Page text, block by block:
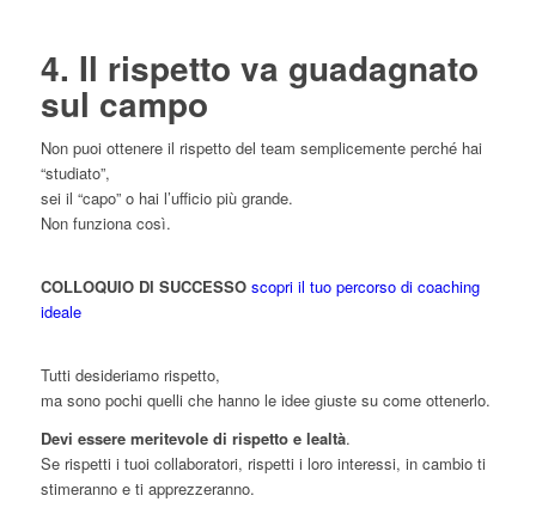
4. Il rispetto va guadagnato
sul campo
Non puoi ottenere il rispetto del team semplicemente perché hai
“studiato”,
sei il “capo” o hai l’ufficio più grande.
Non funziona così.
COLLOQUIO DI SUCCESSOscopri il tuo percorso di coaching
ideale
Tutti desideriamo rispetto,
ma sono pochi quelli che hanno le idee giuste su come ottenerlo.
Devi essere meritevole di rispetto e lealtà.
Se rispetti i tuoi collaboratori, rispetti i loro interessi, in cambio ti
stimeranno e ti apprezzeranno.